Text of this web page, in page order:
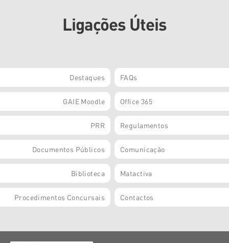
Ligações Úteis
Destaques FAQs
GAIE Moodle Office 365
PRR Regulamentos
Documentos Públicos Comunicação
Biblioteca Matactiva
Procedimentos Concursais Contactos